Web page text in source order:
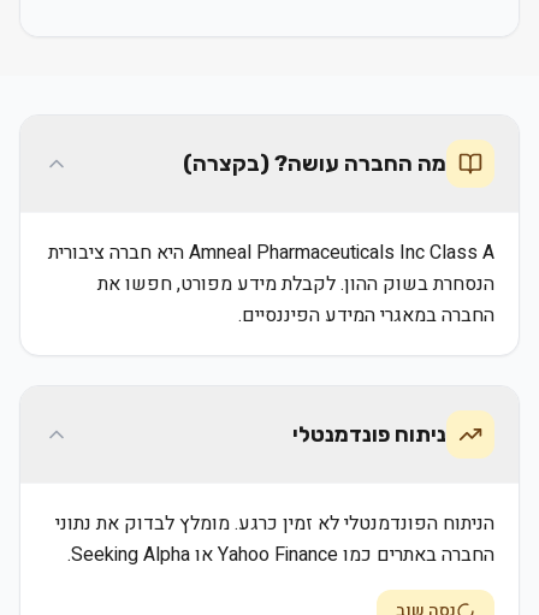
מה החברה עושה? (בקצרה)
Amneal Pharmaceuticals Inc Class A היא חברה ציבורית
הנסחרת בשוק ההון. לקבלת מידע מפורט, חפשו את
החברה במאגרי המידע הפיננסיים.
ניתוח פונדמנטלי
הניתוח הפונדמנטלי לא זמין כרגע. מומלץ לבדוק את נתוני
החברה באתרים כמו Yahoo Finance או Seeking Alpha.